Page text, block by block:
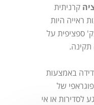
קרניתית
ראייה היות
ספציפית על
תקינה.
באמצעות
של
לסדירות או אי